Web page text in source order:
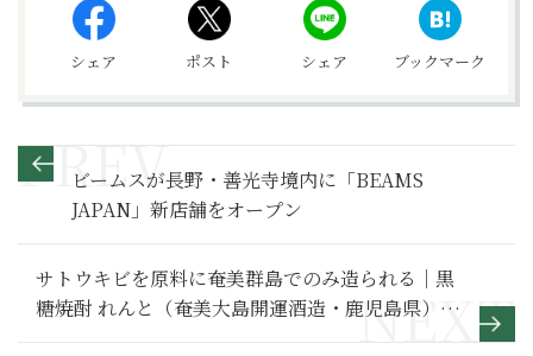
シェア ポスト シェア ブックマーク
ビームスが長野・善光寺境内に「BEAMS
JAPAN」新店舗をオープン
サトウキビを原料に奄美群島でのみ造られる｜黒
糖焼酎 れんと（奄美大島開運酒造・鹿児島県）
【新時代の本格焼酎】